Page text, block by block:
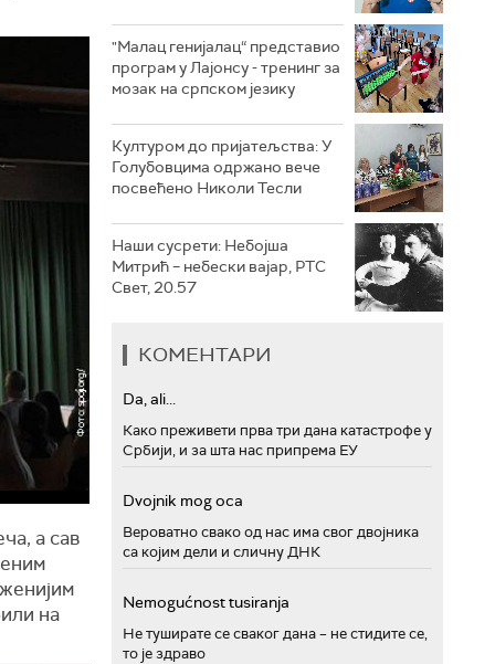
а сав
на
"Малац генијалац“ представио
програм у Лајонсу - тренинг за
мозак на српском језику
Културом до пријатељства: У
Голубовцима одржано вече
посвећено Николи Тесли
Наши сусрети: Небојша
Митрић – небески вајар, РТС
Свет, 20.57
КОМЕНТАРИ
Da, ali...
Како преживети прва три дана катастрофе у
Србији, и за шта нас припрема ЕУ
Dvojnik mog oca
Вероватно свако од нас има свог двојника
са којим дели и сличну ДНК
Nemogućnost tusiranja
Не туширате се сваког дана – не стидите се,
то је здраво